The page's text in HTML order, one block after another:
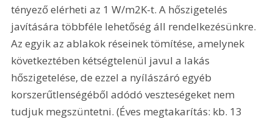
tényező elérheti az 1 W/m2K-t. A hőszigetelés
javítására többféle lehetőség áll rendelkezésünkre.
Az egyik az ablakok réseinek tömítése, amelynek
következtében kétségtelenül javul a lakás
hőszigetelése, de ezzel a nyílászáró egyéb
korszerűtlenségéből adódó veszteségeket nem
tudjuk megszüntetni. (Éves megtakarítás: kb. 13